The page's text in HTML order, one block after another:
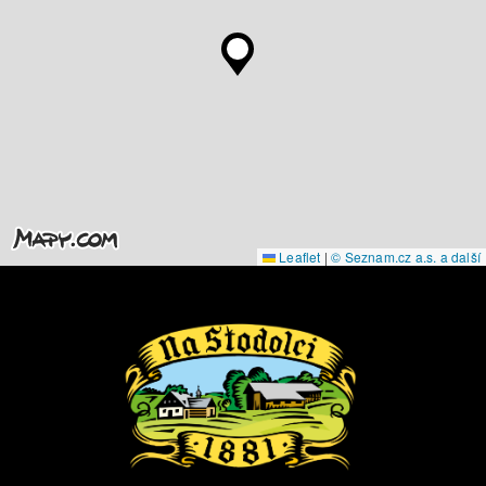
Leaflet | © Seznam.cz a.s. a další